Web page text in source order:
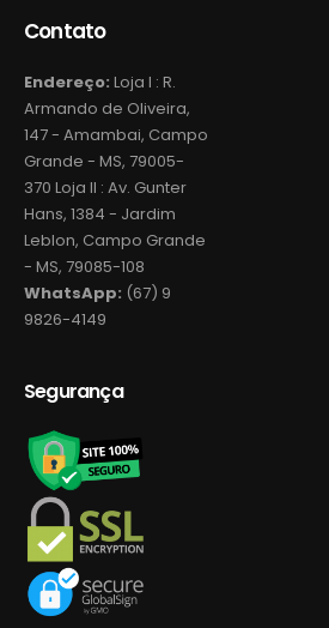
Contato
Endereço: Loja I : R.
Armando de Oliveira,
147 - Amambai, Campo
Grande - MS, 79005-
370 Loja II : Av. Gunter
Hans, 1384 - Jardim
Leblon, Campo Grande
- MS, 79085-108
WhatsApp: (67) 9
9826-4149
Segurança